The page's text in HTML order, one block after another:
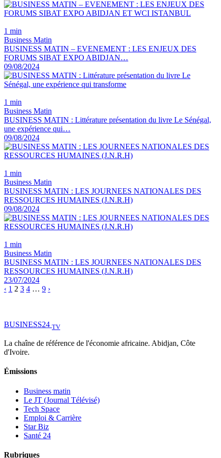
1 min
Business Matin
BUSINESS MATIN – EVENEMENT : LES ENJEUX DES
FORUMS SIBAT EXPO ABIDJAN…
09/08/2024
1 min
Business Matin
BUSINESS MATIN : Littérature présentation du livre Le Sénégal,
une expérience qui…
09/08/2024
1 min
Business Matin
BUSINESS MATIN : LES JOURNEES NATIONALES DES
RESSOURCES HUMAINES (J.N.R.H)
09/08/2024
1 min
Business Matin
BUSINESS MATIN : LES JOURNEES NATIONALES DES
RESSOURCES HUMAINES (J.N.R.H)
23/07/2024
‹ 1 2 3 4 … 9 ›
BUSINESS24 TV
La chaîne de référence de l'économie africaine. Abidjan, Côte
d'Ivoire.
Émissions
Business matin
Le JT (Journal Télévisé)
Tech Space
Emploi & Carrière
Star Biz
Santé 24
Rubriques